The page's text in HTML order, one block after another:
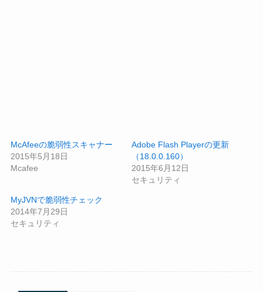
McAfeeの脆弱性スキャナー
2015年5月18日
Mcafee
Adobe Flash Playerの更新
（18.0.0.160）
2015年6月12日
セキュリティ
MyJVNで脆弱性チェック
2014年7月29日
セキュリティ